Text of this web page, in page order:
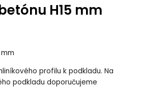
H15 mm
profilu k podkladu. Na
podkladu doporučujeme